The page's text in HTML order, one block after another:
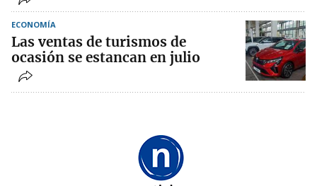
ECONOMÍA
Las ventas de turismos de
ocasión se estancan en julio